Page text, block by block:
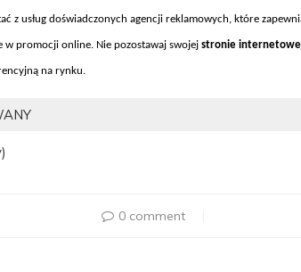
z usług doświadczonych agencji reklamowych, które zapewni
w promocji online. Nie pozostawaj swojej stronie
na rynku.
0 comment